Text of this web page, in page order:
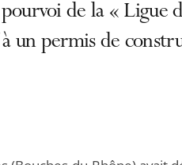
de la « Ligue
un permis de